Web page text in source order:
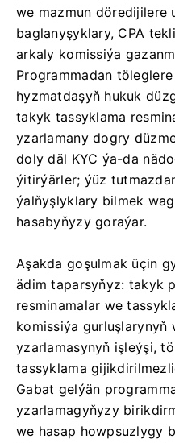
we mazmun döredijilere
baglanyşyklary, CPA
arkaly komissiýa
Programmadan
hyzmatdaşyň hukuk
takyk tassyklama
yzarlamany dogry
doly däl KYC ýa-da
ýitirýärler; ýüz
ýalňyşlyklary bilmek
hasabyňyzy goraýar.
Aşakda goşulmak üçin
ädim taparsyňyz: takyk
resminamalar we
komissiýa gurluşlarynyň
yzarlamasynyň işleýşi,
tassyklama
Gabat gelýän
yzarlamagyňyzy
we hasap howpsuzlygy